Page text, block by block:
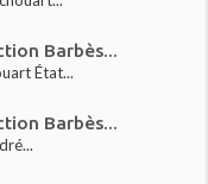
Barbès...
État...
Barbès...